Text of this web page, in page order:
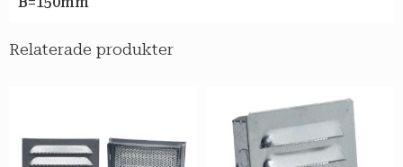
Relaterade produkter